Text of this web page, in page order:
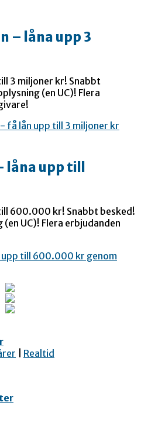
– låna upp 3
3 miljoner kr! Snabbt
(en UC)! Flera
upp till
600.000 kr! Snabbt besked!
UC)! Flera erbjudanden
Realtid